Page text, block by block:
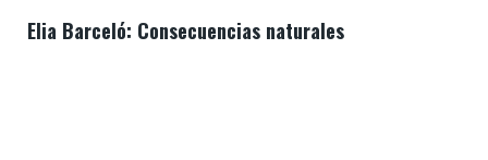
Elia Barceló: Consecuencias naturales